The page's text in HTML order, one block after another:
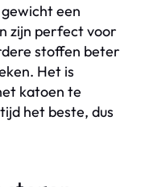
een
zijn perfect voor
stoffen beter
Het is
katoen te
het beste, dus